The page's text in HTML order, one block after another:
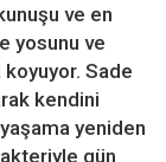
ve en
yosunu ve
Sade
kendini
yeniden
gün